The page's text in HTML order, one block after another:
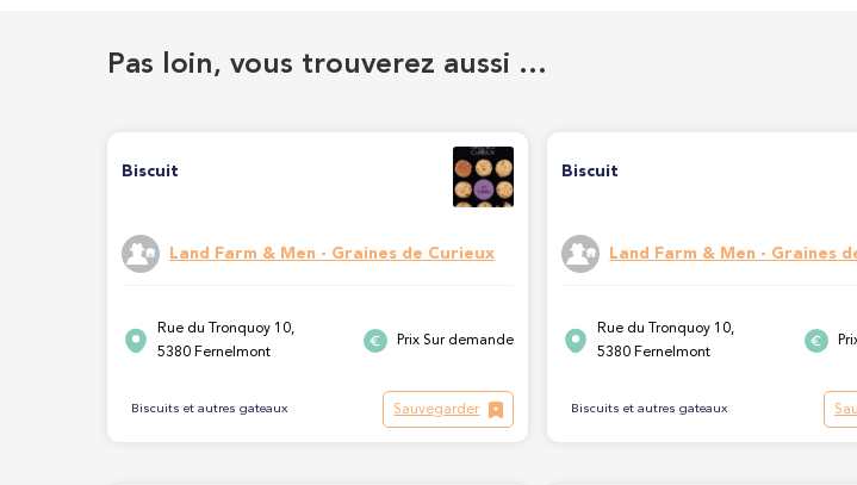
Pas loin, vous trouverez aussi …
Biscuit
Land Farm & Men - Graines de Curieux
Rue du Tronquoy 10,
5380 Fernelmont
Prix Sur demande
Biscuits et autres gateaux Sauvegarder
Biscuit
Land Farm & Men - Graines
Rue du Tronquoy 10,
5380 Fernelmont
Biscuits et autres gateaux